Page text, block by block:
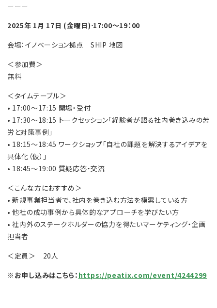
ーーー
2025年 1月 17日 (金曜日)⋅17:00～19：00
会場：イノベーション拠点 SHIP 地図
＜参加費＞
無料
＜タイムテーブル＞
• 17:00～17:15 開場・受付
• 17:30～18:15 トークセッション「経験者が語る社内巻き込みの苦
労と対策事例」
• 18:15～18:45 ワークショップ「自社の課題を解決するアイデアを
具体化（仮）」
• 18:45～19:00 質疑応答・交流
＜こんな方におすすめ＞
• 新規事業担当者で、社内を巻き込む方法を模索している方
• 他社の成功事例から具体的なアプローチを学びたい方
• 社内外のステークホルダーの協力を得たいマーケティング・企画
担当者
＜定員＞ 20人
※お申し込みはこちら： https://peatix.com/event/4244299